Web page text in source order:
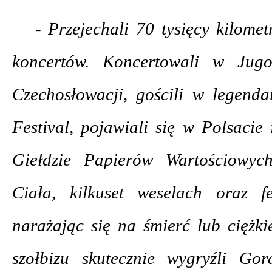
- Przejechali 70 tysięcy
koncertów. Koncertowali w
Czechosłowacji, gościli w
Festival, pojawiali się w
Giełdzie Papierów
Ciała, kilkuset weselach oraz
narażając się na śmierć lub
szołbizu skutecznie wygryźli